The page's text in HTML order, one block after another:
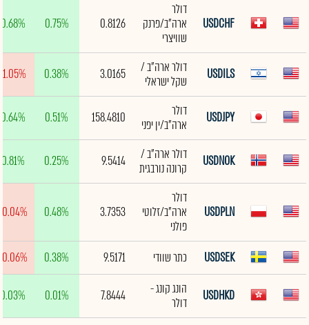
USDCHF
דולר
ארה"ב/פרנק
שוויצרי
0.8126
0.75%
0.68%
USDILS
דולר ארה"ב /
שקל ישראלי
3.0165
0.38%
-1.05%
USDJPY
דולר
ארה"ב/ין יפני
158.4810
0.51%
0.64%
USDNOK
דולר ארה"ב /
קרונה נורבגית
9.5414
0.25%
0.81%
USDPLN
דולר
ארה"ב/זלוטי
פולני
3.7353
0.48%
USDSEK כתר שוודי 9.5171
0.38%
USDHKD
הונג קונג -
דולר
7.8444
0.01%
0.03%